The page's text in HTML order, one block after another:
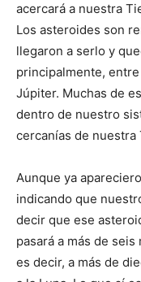
acercará a nuestra
Los asteroides son
llegaron a serlo y
principalmente,
Júpiter. Muchas de
dentro de nuestro
cercanías de nuestra
Aunque ya
indicando que
decir que ese
pasará a más de
es decir, a más de